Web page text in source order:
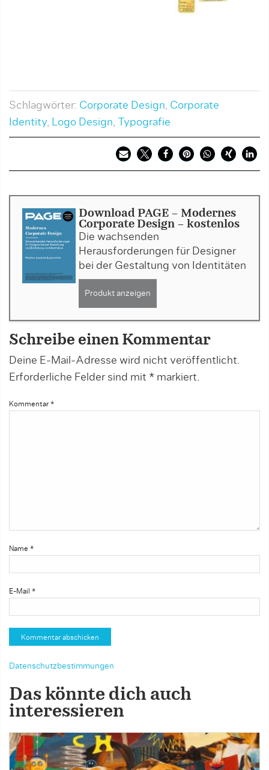
Schlagwörter: Corporate Design, Corporate
Identity, Logo Design, Typografie
Download PAGE - Modernes
Corporate Design - kostenlos
Die wachsenden
Herausforderungen für Designer
bei der Gestaltung von Identitäten
Produkt anzeigen
Schreibe einen Kommentar
Deine E-Mail-Adresse wird nicht veröffentlicht.
Erforderliche Felder sind mit * markiert.
Kommentar *
Name *
E-Mail *
Datenschutzbestimmungen
Das könnte dich auch
interessieren